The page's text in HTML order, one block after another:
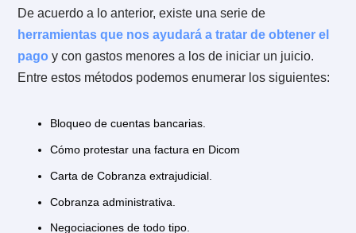
esto apuntaremos en los siguientes párrafos.
3.1. Consideraciones antes de cobrar
lo primero que debes considerar es bajo qué título
documentado.